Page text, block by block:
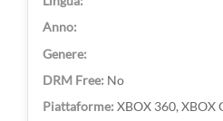
No
XBOX 360, XBOX